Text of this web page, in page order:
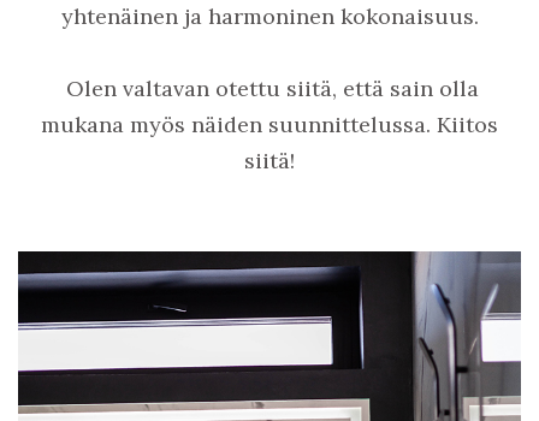
yhtenäinen ja harmoninen kokonaisuus.
Olen valtavan otettu siitä, että sain olla
mukana myös näiden suunnittelussa. Kiitos
siitä!